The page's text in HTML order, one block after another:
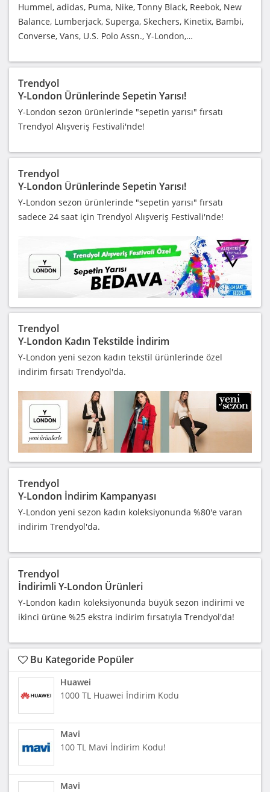
Hummel, adidas, Puma, Nike, Tonny Black, Reebok, New
Balance, Lumberjack, Superga, Skechers, Kinetix, Bambi,
Converse, Vans, U.S. Polo Assn., Y-London,…
Trendyol
Y-London Ürünlerinde Sepetin Yarısı!
Y-London sezon ürünlerinde "sepetin yarısı" fırsatı
Trendyol Alışveriş Festivali'nde!
Trendyol
Y-London Ürünlerinde Sepetin Yarısı!
Y-London sezon ürünlerinde "sepetin yarısı" fırsatı
sadece 24 saat için Trendyol Alışveriş Festivali'nde!
Trendyol
Y-London Kadın Tekstilde İndirim
Y-London yeni sezon kadın tekstil ürünlerinde özel
indirim fırsatı Trendyol'da.
Trendyol
Y-London İndirim Kampanyası
Y-London yeni sezon kadın koleksiyonunda %80'e varan
indirim Trendyol'da.
Trendyol
İndirimli Y-London Ürünleri
Y-London kadın koleksiyonunda büyük sezon indirimi ve
ikinci ürüne %25 ekstra indirim fırsatıyla Trendyol'da!
Bu Kategoride Popüler
Huawei
1000 TL Huawei İndirim Kodu
Mavi
100 TL Mavi İndirim Kodu!
Mavi